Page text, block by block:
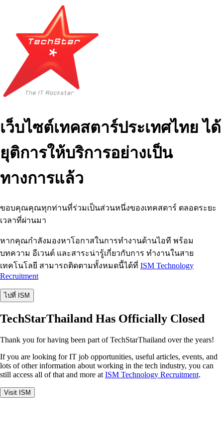
เว็บไซต์เทคสตาร์ประเทศไทย ได้
ยุติการให้บริการอย่างเป็น
ทางการแล้ว
ขอบคุณคุณทุกท่านที่ร่วมเป็นส่วนหนึ่งของเทคสตาร์ ตลอดระยะ
เวลาที่ผ่านมา
หากคุณกำลังมองหาโอกาสในการทำงานด้านไอที พร้อม
บทความ อีเวนต์ และสาระน่ารู้เกี่ยวกับการ ทำงานในสาย
เทคโนโลยี สามารถติดตามทั้งหมดนี้ได้ที่ ISM Technology
Recruitment
ไปที่ ISM
TechStarThailand Has Officially Closed
Thank you for having been part of TechStarThailand over the years!
If you are looking for IT job opportunities, useful articles, events, and
lots of other information about working in the tech industry, you can
still access all of that and more at ISM Technology Recruitment.
Visit ISM